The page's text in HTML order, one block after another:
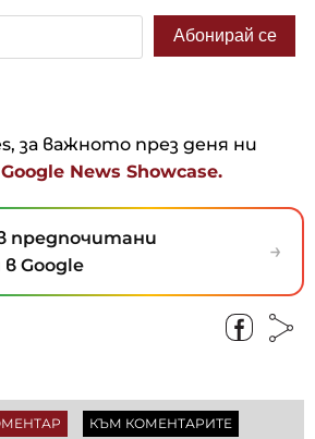
за важното през деня ни
Google News Showcase.
предпочитани
Google
→
КЪМ КОМЕНТАРИТЕ